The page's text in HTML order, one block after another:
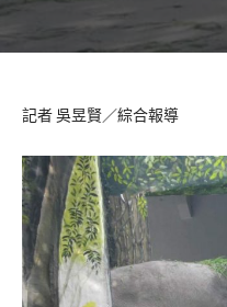
記者 吳昱賢／綜合報導